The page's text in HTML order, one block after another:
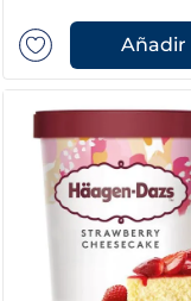
Añadir